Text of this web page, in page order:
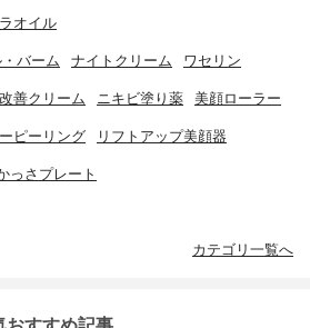
オイル
バーム ナイトクリーム ワセリン
善クリーム ニキビ塗り薬 美顔ローラー
ピーリング リフトアップ美顔器
っさプレート
カテゴリ一覧へ